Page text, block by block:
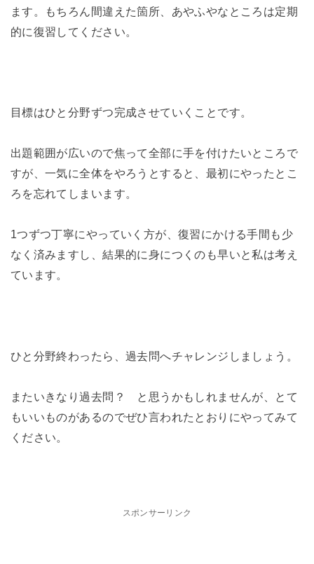
ます。もちろん間違えた箇所、あやふやなところは定期
的に復習してください。
目標はひと分野ずつ完成させていくことです。
出題範囲が広いので焦って全部に手を付けたいところで
すが、一気に全体をやろうとすると、最初にやったとこ
ろを忘れてしまいます。
1つずつ丁寧にやっていく方が、復習にかける手間も少
なく済みますし、結果的に身につくのも早いと私は考え
ています。
ひと分野終わったら、過去問へチャレンジしましょう。
またいきなり過去問？ と思うかもしれませんが、とて
もいいものがあるのでぜひ言われたとおりにやってみて
ください。
スポンサーリンク